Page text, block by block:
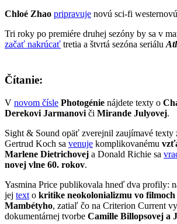
Chloé Zhao pripravuje novú sci-fi
Tri roky po premiére druhej sezóny by sa v
začať nakrúcať tretia a štvrtá sezóna seriálu
Čítanie:
V novom čísle Photogénie nájdete texty o
Derekovi Jarmanovi či Mirande Julyovej.
Sight & Sound opäť zverejnil zaujímavé texty
Gertrud Koch sa venuje komplikovanému
Marlene Dietrichovej a Donald Richie sa
novej vlne 60. rokov.
Yasmina Price publikovala hneď dva profily:
jej text o kritike neokolonializmu vo
Mambétyho, zatiaľ čo na Criterion Current
dokumentárnej tvorbe Camille Billopsovej a